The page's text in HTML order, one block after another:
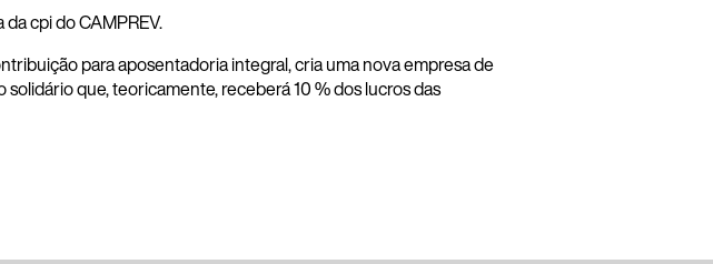
cpi do CAMPREV.
para aposentadoria integral, cria uma nova empresa de
que, teoricamente, receberá 10 % dos lucros das